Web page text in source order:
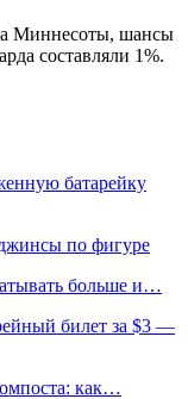
Миннесоты, шансы
составляли 1%.
батарейку
по фигуре
больше и…
билет за $3 —
как…